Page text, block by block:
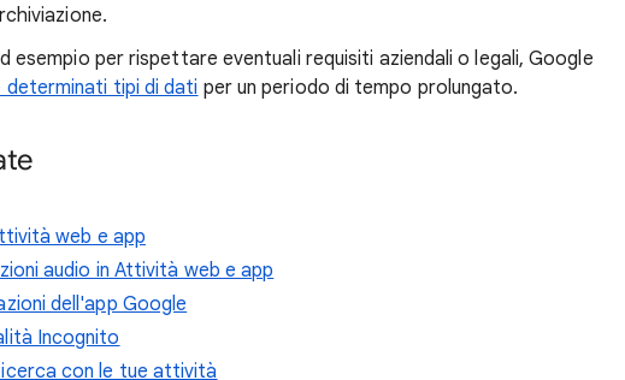
esempio per rispettare eventuali requisiti aziendali o legali, Google
determinati tipi di dati per un periodo di tempo prolungato.
web e app
audio in Attività web e app
dell'app Google
Incognito
con le tue attività